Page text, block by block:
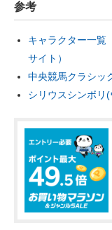
参考
キャラクター一覧
サイト）
中央競馬クラシッ
シリウスシンボリ(